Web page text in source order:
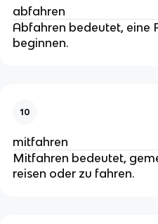
abfahren
Abfahren bedeutet, eine
beginnen.
10
mitfahren
Mitfahren bedeutet,
reisen oder zu fahren.